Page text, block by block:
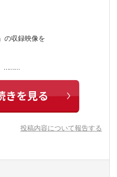
の収録映像を
………
投稿内容について報告する